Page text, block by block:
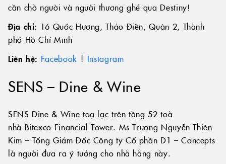
cần chờ người và người thương ghé qua Destiny!
Địa chỉ: 16 Quốc Hương, Thảo Điền, Quận 2, Thành
phố Hồ Chí Minh
Liên hệ: Facebook | Instagram
SENS – Dine & Wine
SENS Dine & Wine toạ lạc trên tầng 52 toà
nhà Bitexco Financial Tower. Ms Trương Nguyễn Thiên
Kim – Tổng Giám Đốc Công ty Cổ phần D1 – Concepts
là người đưa ra ý tưởng cho nhà hàng này.